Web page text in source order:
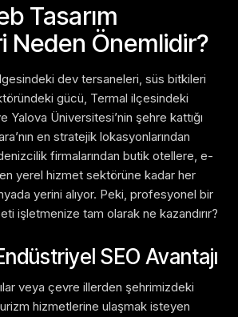
Tasarım
Neden Önemlidir?
dev tersaneleri, süs bitkileri
gücü, Termal ilçesindeki
Yalova Üniversitesi’nin şehre kattığı
en stratejik lokasyonlarından
firmalarından butik otellere, e-
yerel hizmet sektörüne kadar her
yerini alıyor. Peki, profesyonel bir
işletmenize tam olarak ne kazandırır?
SEO Avantajı
veya çevre illerden şehrimizdeki
hizmetlerine ulaşmak isteyen